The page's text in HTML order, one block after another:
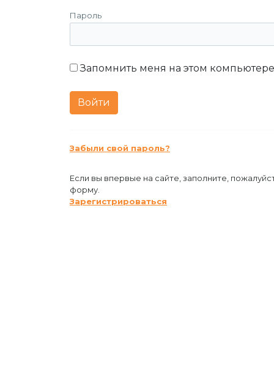
Пароль
Запомнить меня на этом компьютере
Забыли свой пароль?
Если вы впервые на сайте, заполните,
форму.
Зарегистрироваться